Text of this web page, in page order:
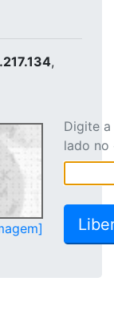
,
Digite
lado no